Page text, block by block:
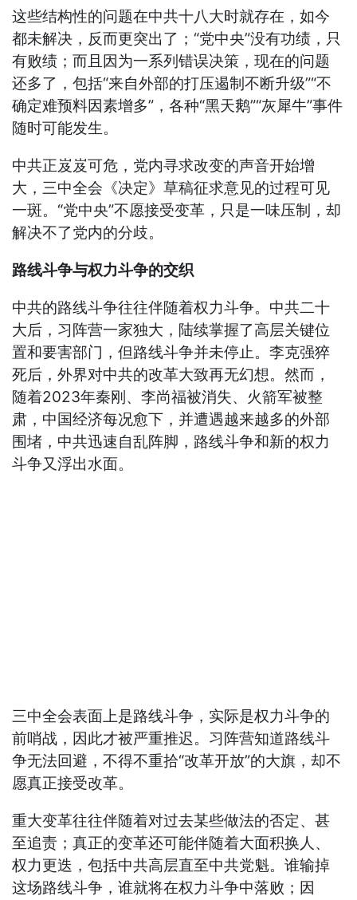
这些结构性的问题在中共十八大时就存在，如今
都未解决，反而更突出了；“党中央”没有功绩，只
有败绩；而且因为一系列错误决策，现在的问题
还多了，包括“来自外部的打压遏制不断升级”“不
确定难预料因素增多”，各种“黑天鹅”“灰犀牛”事件
随时可能发生。
中共正岌岌可危，党内寻求改变的声音开始增
大，三中全会《决定》草稿征求意见的过程可见
一斑。“党中央”不愿接受变革，只是一味压制，却
解决不了党内的分歧。
路线斗争与权力斗争的交织
中共的路线斗争往往伴随着权力斗争。中共二十
大后，习阵营一家独大，陆续掌握了高层关键位
置和要害部门，但路线斗争并未停止。李克强猝
死后，外界对中共的改革大致再无幻想。然而，
随着2023年秦刚、李尚福被消失、火箭军被整
肃，中国经济每况愈下，并遭遇越来越多的外部
围堵，中共迅速自乱阵脚，路线斗争和新的权力
斗争又浮出水面。
三中全会表面上是路线斗争，实际是权力斗争的
前哨战，因此才被严重推迟。习阵营知道路线斗
争无法回避，不得不重拾“改革开放”的大旗，却不
愿真正接受改革。
重大变革往往伴随着对过去某些做法的否定、甚
至追责；真正的变革还可能伴随着大面积换人、
权力更迭，包括中共高层直至中共党魁。谁输掉
这场路线斗争，谁就将在权力斗争中落败；因